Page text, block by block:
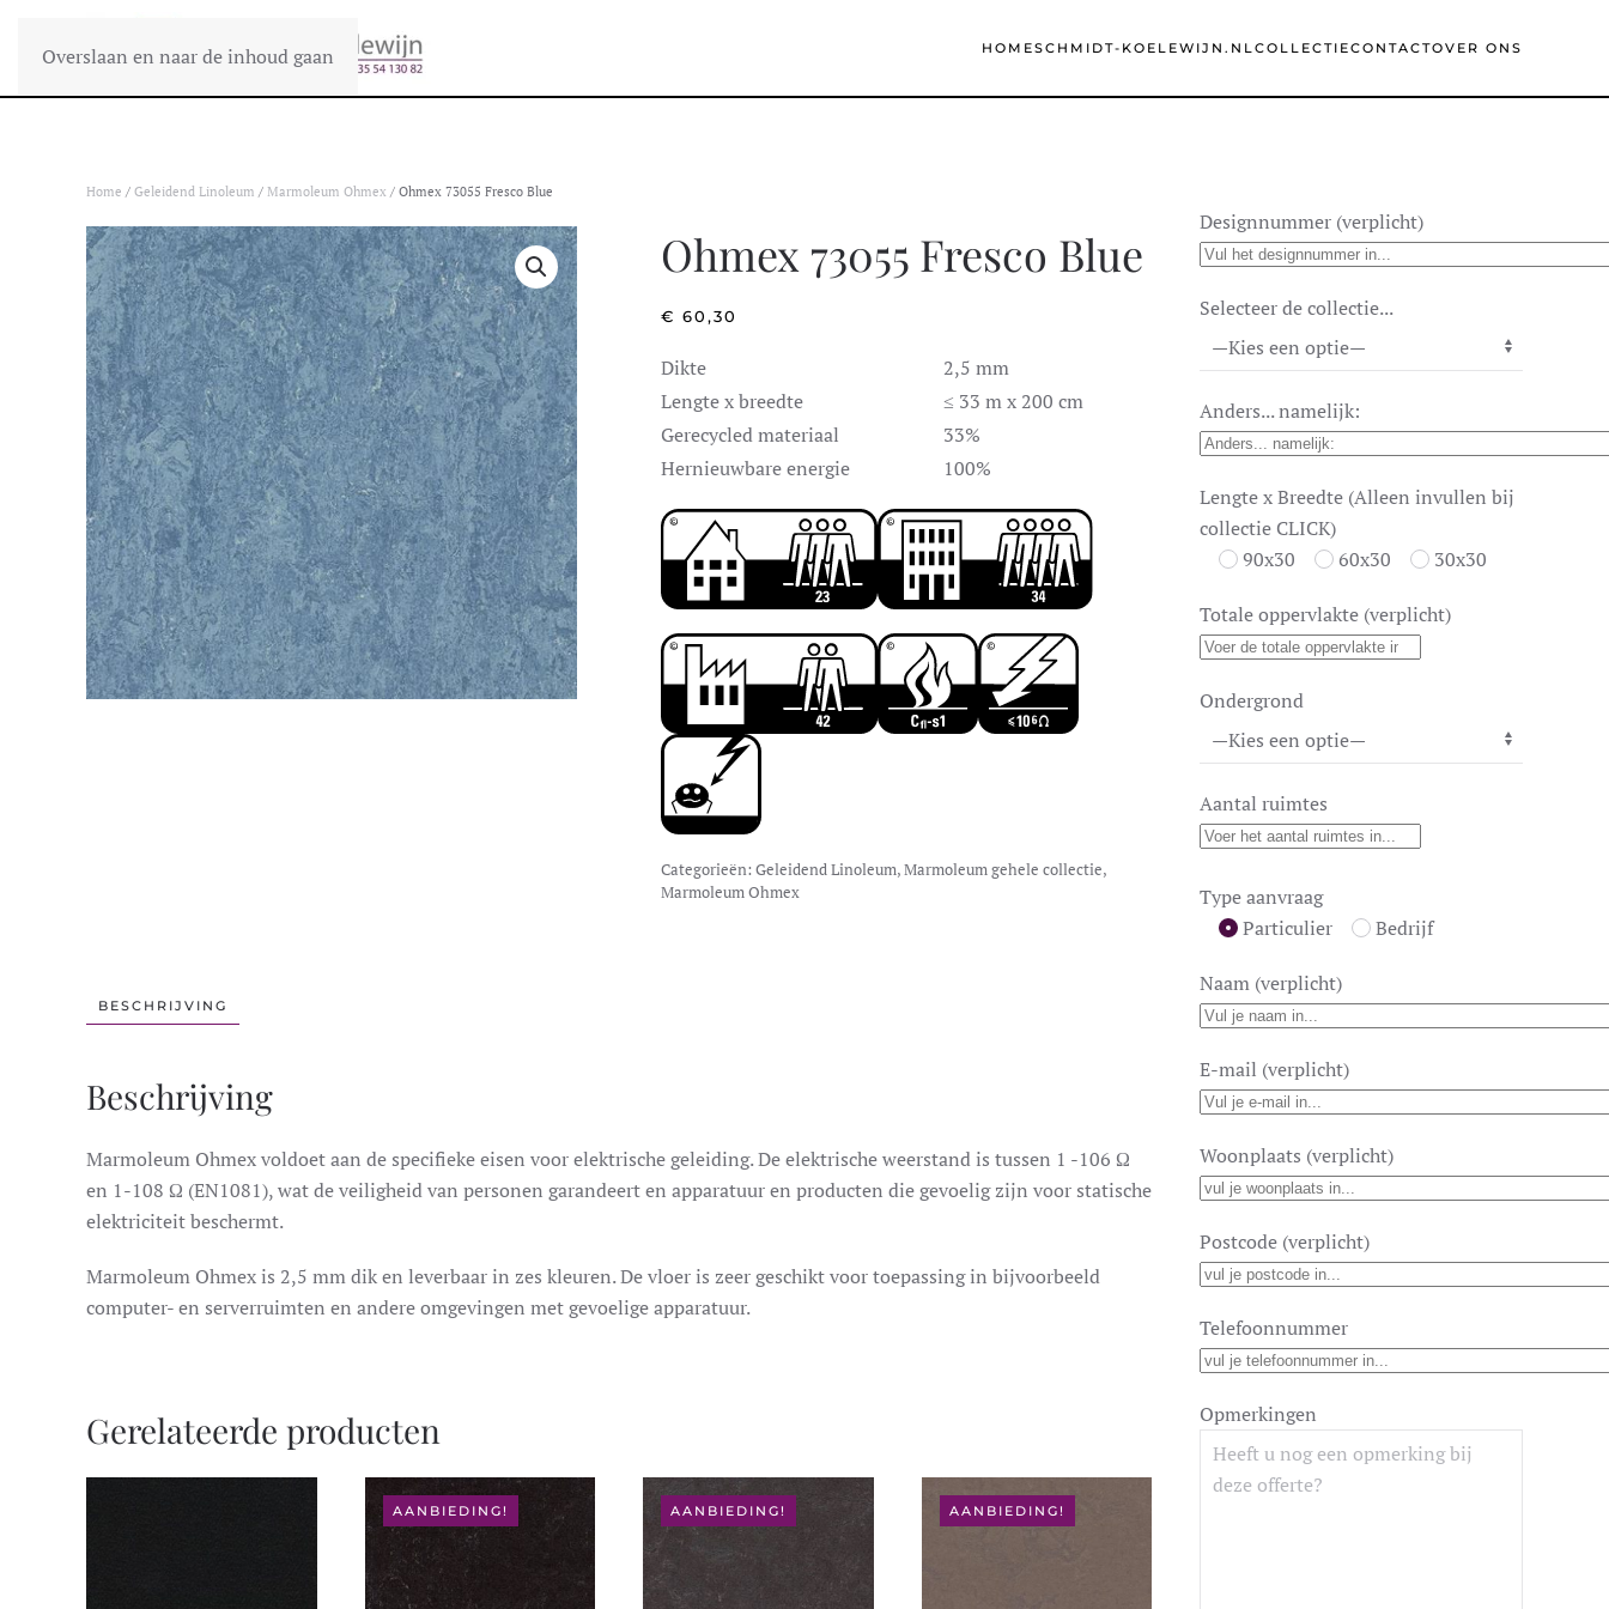
Overslaan en naar de inhoud gaan HOMESCHMIDT-KOELEWIJN.NL COLLECTIECONTACTOVER ONS
Home / Geleidend Linoleum / Marmoleum Ohmex / Ohmex 73055 Fresco Blue
Ohmex 73055 Fresco Blue
€ 60,30
Dikte
2,5 mm
Lengte x breedte
≤ 33 m x 200 cm
Gerecycled materiaal
33%
Hernieuwbare energie
100%
Categorieën: Geleidend Linoleum,Marmoleum gehele collectie,
Marmoleum Ohmex
BESCHRIJVING
Beschrijving
Marmoleum Ohmex voldoet aan de specifieke eisen voor elektrische geleiding. De elektrische weerstand is tussen 1 -106 Ω
en 1-108 Ω (EN1081), wat de veiligheid van personen garandeert en apparatuur en producten die gevoelig zijn voor statische
elektriciteit beschermt.
Marmoleum Ohmex is 2,5 mm dik en leverbaar in zes kleuren. De vloer is zeer geschikt voor toepassing in bijvoorbeeld
computer- en serverruimten en andere omgevingen met gevoelige apparatuur.
Gerelateerde producten
AANBIEDING! AANBIEDING! AANBIEDING!
Designnummer (verplicht)
Selecteer de collectie...
Anders... namelijk:
Lengte x Breedte (Alleen invullen bij
collectie CLICK)
90x30
60x30 30x30
Totale oppervlakte (verplicht)
Ondergrond
Aantal ruimtes
Type aanvraag
Particulier
Bedrijf
Naam (verplicht)
E-mail (verplicht)
Woonplaats (verplicht)
Postcode (verplicht)
Telefoonnummer
Opmerkingen